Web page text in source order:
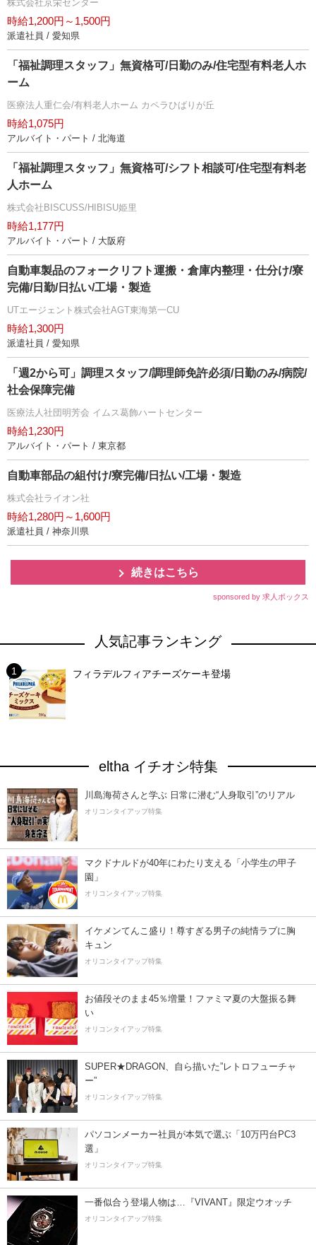
株式会社京栄センター
時給1,200円～1,500円
派遣社員 / 愛知県
「福祉調理スタッフ」無資格可/日勤のみ/住宅型有料老人ホ
ーム
医療法人重仁会/有料老人ホーム カペラひばりが丘
時給1,075円
アルバイト・パート / 北海道
「福祉調理スタッフ」無資格可/シフト相談可/住宅型有料老
人ホーム
株式会社BISCUSS/HIBISU姫里
時給1,177円
アルバイト・パート / 大阪府
自動車製品のフォークリフト運搬・倉庫内整理・仕分け/寮
完備/日勤/日払い/工場・製造
UTエージェント株式会社AGT東海第一CU
時給1,300円
派遣社員 / 愛知県
「週2から可」調理スタッフ/調理師免許必須/日勤のみ/病院/
社会保障完備
医療法人社団明芳会 イムス葛飾ハートセンター
時給1,230円
アルバイト・パート / 東京都
自動車部品の組付け/寮完備/日払い/工場・製造
株式会社ライオン社
時給1,280円～1,600円
派遣社員 / 神奈川県
続きはこちら
sponsored by 求人ボックス
人気記事ランキング
フィラデルフィアチーズケーキ登場
eltha イチオシ特集
川島海荷さんと学ぶ 日常に潜む“人身取引”のリアル
オリコンタイアップ特集
マクドナルドが40年にわたり支える「小学生の甲子
園」
オリコンタイアップ特集
イケメンてんこ盛り！尊すぎる男子の純情ラブに胸
キュン
オリコンタイアップ特集
お値段そのまま45％増量！ファミマ夏の大盤振る舞
い
オリコンタイアップ特集
SUPER★DRAGON、自ら描いた”レトロフューチャ
ー”
オリコンタイアップ特集
パソコンメーカー社員が本気で選ぶ「10万円台PC3
選」
オリコンタイアップ特集
一番似合う登場人物は…『VIVANT』限定ウオッチ
オリコンタイアップ特集